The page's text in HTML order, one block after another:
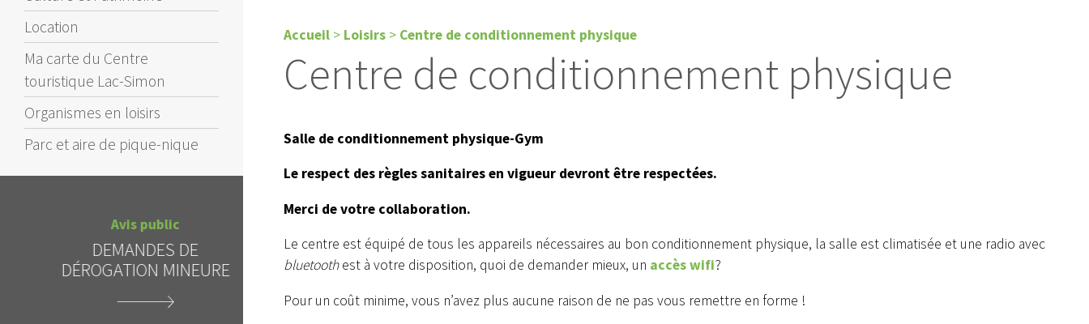
Location
Ma carte du Centre
touristique Lac-Simon
Organismes en loisirs
Parc et aire de pique-nique
Avis public
DEMANDES DE
DÉROGATION MINEURE
Avis public
TENUE D'UN REGISTRE
SUR LE RÈGLEMENT
D'EMPRUNT 2026-07
TENUE DE REGISTRE DU
RÈGLEMENT D'EMPRUNT
2026-11
APPEL D'OFFRES PAR
APPEL
Accueil > Loisirs > Centre de conditionnement physique
Centre de conditionnement physique
Salle de conditionnement physique-Gym
Le respect des règles sanitaires en vigueur devront être respectées.
Merci de votre collaboration.
Le centre est équipé de tous les appareils nécessaires au bon conditionnement physique, la salle est climatisée et une radio avec
bluetoothest à votre disposition, quoi de demander mieux, un accès wifi?
Pour un coût minime, vous n’avez plus aucune raison de ne pas vous remettre en forme !